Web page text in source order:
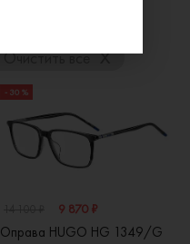
Очистить все x
- 30 %
9 870 ₽
Оправа HUGO HG 1349/G